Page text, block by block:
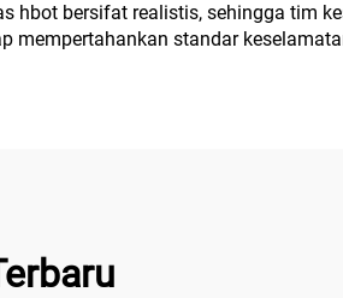
hbot bersifat realistis, sehingga tim
mempertahankan standar